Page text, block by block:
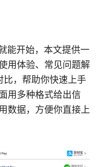
能开始，本文提供一
用体验、常见问题解
比，帮助你快速上手
用多种格式给出信
数据，方便你直接上